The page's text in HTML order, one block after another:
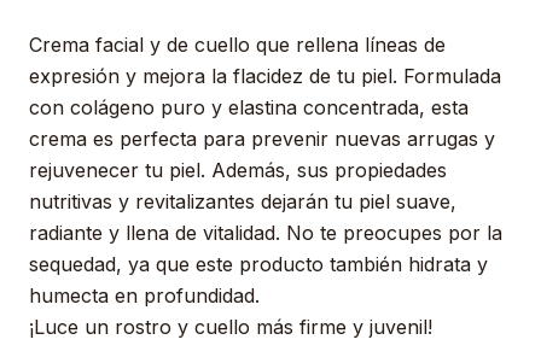
Crema facial y de cuello que rellena líneas de
expresión y mejora la flacidez de tu piel. Formulada
con colágeno puro y elastina concentrada, esta
crema es perfecta para prevenir nuevas arrugas y
rejuvenecer tu piel. Además, sus propiedades
nutritivas y revitalizantes dejarán tu piel suave,
radiante y llena de vitalidad. No te preocupes por la
sequedad, ya que este producto también hidrata y
humecta en profundidad.
¡Luce un rostro y cuello más firme y juvenil!